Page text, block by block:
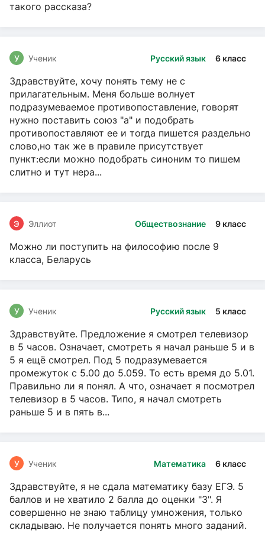
такого рассказа?
Русский язык 6 класс
У Ученик
Здравствуйте, хочу понять тему не с
прилагательным. Меня больше волнует
подразумеваемое противопоставление, говорят
нужно поставить союз "а" и подобрать
противопоставляют ее и тогда пишется раздельно
слово,но так же в правиле присутствует
пункт:если можно подобрать синоним то пишем
слитно и тут нера...
Обществознание 9 класс
Э Эллиот
Можно ли поступить на философию после 9
класса, Беларусь
Русский язык 5 класс
У Ученик
Здравствуйте. Предложение я смотрел телевизор
в 5 часов. Означает, смотреть я начал раньше 5 и в
5 я ещё смотрел. Под 5 подразумевается
промежуток с 5.00 до 5.059. То есть время до 5.01.
Правильно ли я понял. А что, означает я посмотрел
телевизор в 5 часов. Типо, я начал смотреть
раньше 5 и в пять в...
Математика 6 класс
У Ученик
Здравствуйте, я не сдала математику базу ЕГЭ. 5
баллов и не хватило 2 балла до оценки "3". Я
совершенно не знаю таблицу умножения, только
складываю. Не получается понять много заданий.